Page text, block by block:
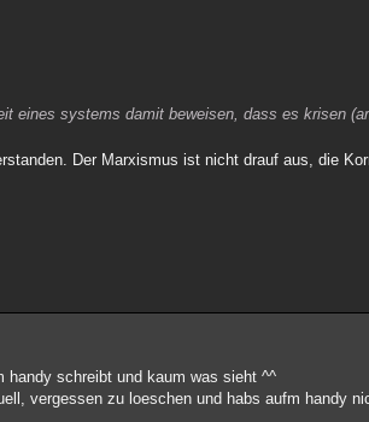
eines systems damit beweisen, dass es krisen
Der Marxismus ist nicht drauf aus, die
handy schreibt und kaum was sieht ^^
vergessen zu loeschen und habs aufm handy